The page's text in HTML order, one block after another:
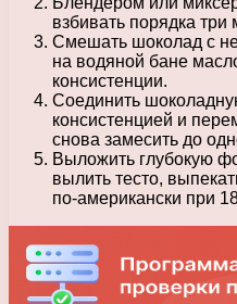
взбивать порядка три
Смешать шоколад с
на водяной бане
консистенции.
Соединить
консистенцией и
снова замесить до
Выложить глубокую
вылить тесто,
по-американски при